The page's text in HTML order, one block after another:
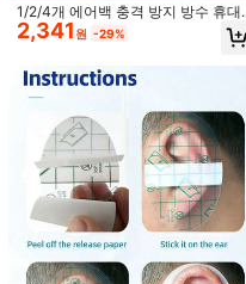
1/2개 타입 투명 브라 푸시업, 여름 스
트랩리스 브라 란제리 여성용 스티키
브라, 비키니 및 스트랩리스 이브닝 드
레스에 적합
1,495원 -25%
1/2/4개 에어백 충격 방지 방수 휴대
폰 파우치, 방수 가방, 여행 필수품, 범
용 방수 휴대폰 가방, 에어백 방수 휴
케이스, iPhone15/14/13/12/11 Pro
Max에 적합, 수영 수중 방수 휴대폰
케이스, 해변 휴대폰 드라이백, 스포츠
가방, 캐주얼 여행, 휴가, 여름 수영 가
방, 휴일 용품, 해변 액세서리, 풀 플로
2,341 원 -29%